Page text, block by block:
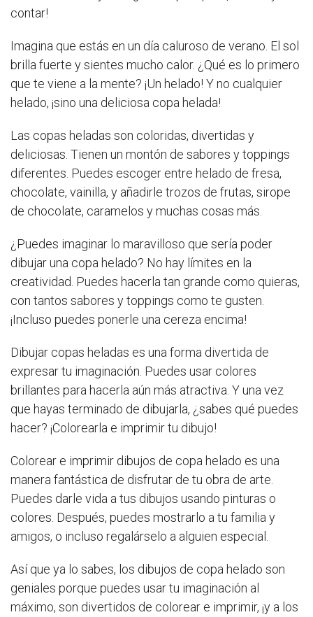
contar!
Imagina que estás en un día caluroso de verano. El sol
brilla fuerte y sientes mucho calor. ¿Qué es lo primero
que te viene a la mente? ¡Un helado! Y no cualquier
helado, ¡sino una deliciosa copa helada!
Las copas heladas son coloridas, divertidas y
deliciosas. Tienen un montón de sabores y toppings
diferentes. Puedes escoger entre helado de fresa,
chocolate, vainilla, y añadirle trozos de frutas, sirope
de chocolate, caramelos y muchas cosas más.
¿Puedes imaginar lo maravilloso que sería poder
dibujar una copa helado? No hay límites en la
creatividad. Puedes hacerla tan grande como quieras,
con tantos sabores y toppings como te gusten.
¡Incluso puedes ponerle una cereza encima!
Dibujar copas heladas es una forma divertida de
expresar tu imaginación. Puedes usar colores
brillantes para hacerla aún más atractiva. Y una vez
que hayas terminado de dibujarla, ¿sabes qué puedes
hacer? ¡Colorearla e imprimir tu dibujo!
Colorear e imprimir dibujos de copa helado es una
manera fantástica de disfrutar de tu obra de arte.
Puedes darle vida a tus dibujos usando pinturas o
colores. Después, puedes mostrarlo a tu familia y
amigos, o incluso regalárselo a alguien especial.
Así que ya lo sabes, los dibujos de copa helado son
geniales porque puedes usar tu imaginación al
máximo, son divertidos de colorear e imprimir, ¡y a los